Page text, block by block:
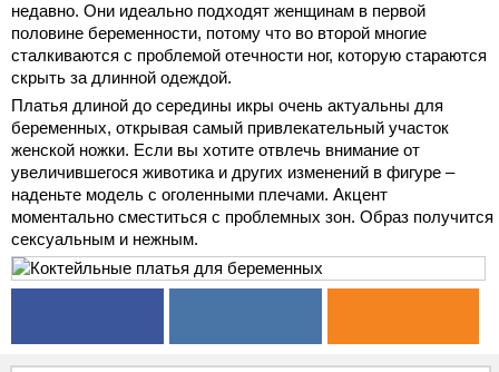
недавно. Они идеально подходят женщинам в первой
половине беременности, потому что во второй многие
сталкиваются с проблемой отечности ног, которую стараются
скрыть за длинной одеждой.
Платья длиной до середины икры очень актуальны для
беременных, открывая самый привлекательный участок
женской ножки. Если вы хотите отвлечь внимание от
увеличившегося животика и других изменений в фигуре –
наденьте модель с оголенными плечами. Акцент
моментально сместиться с проблемных зон. Образ получится
сексуальным и нежным.